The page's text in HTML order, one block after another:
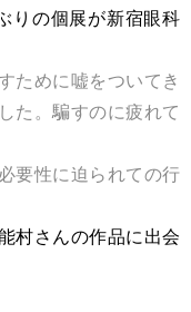
りの個展が新宿眼科
ために嘘をついてき
た。騙すのに疲れて
要性に迫られての行
村さんの作品に出会